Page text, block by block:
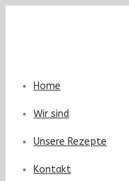
Home
Wir sind
Unsere Rezepte
Kontakt